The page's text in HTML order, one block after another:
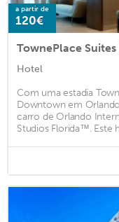
a partir de
120€
TownePlace
Hotel
Com uma estadia
Downtown em
carro de Orlando
Studios Florida™. Este